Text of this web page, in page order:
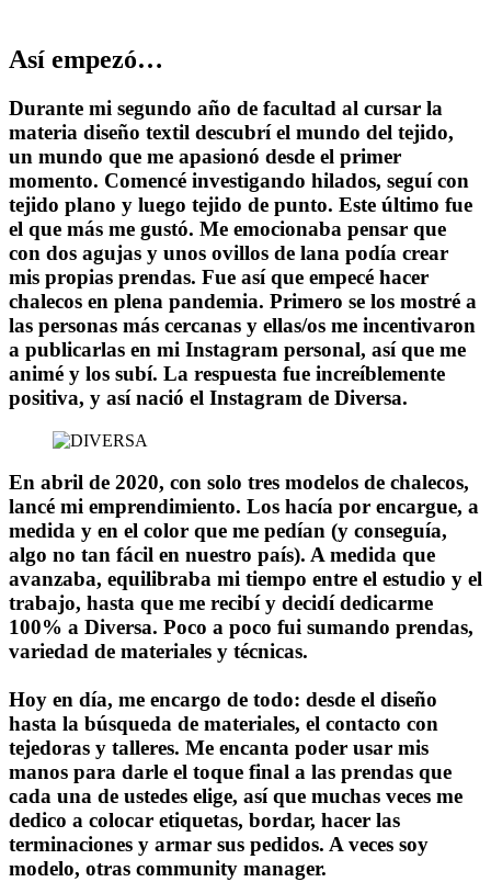
Así empezó…
Durante mi segundo año de facultad al cursar la
materia diseño textil descubrí el mundo del tejido,
un mundo que me apasionó desde el primer
momento. Comencé investigando hilados, seguí con
tejido plano y luego tejido de punto. Este último fue
el que más me gustó. Me emocionaba pensar que
con dos agujas y unos ovillos de lana podía crear
mis propias prendas. Fue así que empecé hacer
chalecos en plena pandemia. Primero se los mostré a
las personas más cercanas y ellas/os me incentivaron
a publicarlas en mi Instagram personal, así que me
animé y los subí. La respuesta fue increíblemente
positiva, y así nació el Instagram de Diversa.
En abril de 2020, con solo tres modelos de chalecos,
lancé mi emprendimiento. Los hacía por encargue, a
medida y en el color que me pedían (y conseguía,
algo no tan fácil en nuestro país). A medida que
avanzaba, equilibraba mi tiempo entre el estudio y el
trabajo, hasta que me recibí y decidí dedicarme
100% a Diversa. Poco a poco fui sumando prendas,
variedad de materiales y técnicas.
Hoy en día, me encargo de todo: desde el diseño
hasta la búsqueda de materiales, el contacto con
tejedoras y talleres. Me encanta poder usar mis
manos para darle el toque final a las prendas que
cada una de ustedes elige, así que muchas veces me
dedico a colocar etiquetas, bordar, hacer las
terminaciones y armar sus pedidos. A veces soy
modelo, otras community manager.